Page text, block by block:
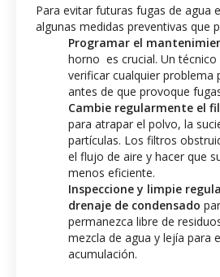
Para evitar futuras fugas de agua
algunas medidas preventivas que
Programar el
horno es crucial. Un
verificar cualquier problema
antes de que provoque
Cambie regularmente el
para atrapar el polvo, la
partículas. Los filtros
el flujo de aire y hacer que
menos eficiente.
Inspeccione y limpie
drenaje de condensado
permanezca libre de
mezcla de agua y lejía para
acumulación.